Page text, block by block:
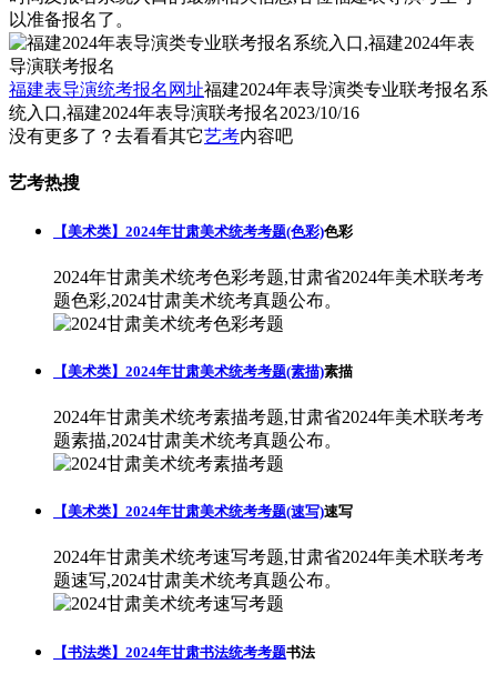
以准备报名了。
福建表导演统考报名网址福建2024年表导演类专业联考报名系
统入口,福建2024年表导演联考报名2023/10/16
没有更多了？去看看其它艺考内容吧
艺考热搜
【美术类】2024年甘肃美术统考考题(色彩)色彩
2024年甘肃美术统考色彩考题,甘肃省2024年美术联考考
题色彩,2024甘肃美术统考真题公布。
【美术类】2024年甘肃美术统考考题(素描)素描
2024年甘肃美术统考素描考题,甘肃省2024年美术联考考
题素描,2024甘肃美术统考真题公布。
【美术类】2024年甘肃美术统考考题(速写)速写
2024年甘肃美术统考速写考题,甘肃省2024年美术联考考
题速写,2024甘肃美术统考真题公布。
【书法类】2024年甘肃书法统考考题书法